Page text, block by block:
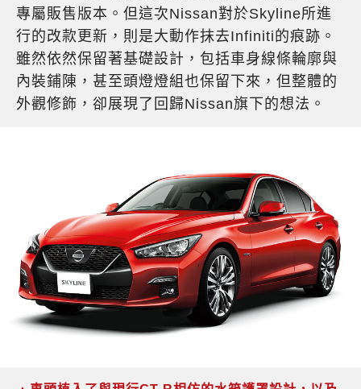
專屬販售版本。但這次Nissan對於Skyline所進
行的改款更新，則是大動作抹去Infiniti的痕跡。
雖然依然保留著基礎設計，包括車身線條輪廓與
內裝鋪陳，甚至頭燈燈組也保留下來，但整體的
外觀修飾，卻展現了回歸Nissan旗下的想法。